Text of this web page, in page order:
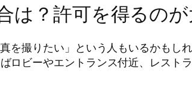
は？許可を得るの
を撮りたい」という人もいるかもし
ロビーやエントランス付近、レスト